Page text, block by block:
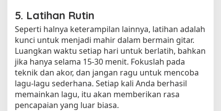
5. Latihan Rutin
Seperti halnya keterampilan lainnya, latihan adalah
kunci untuk menjadi mahir dalam bermain gitar.
Luangkan waktu setiap hari untuk berlatih, bahkan
jika hanya selama 15-30 menit. Fokuslah pada
teknik dan akor, dan jangan ragu untuk mencoba
lagu-lagu sederhana. Setiap kali Anda berhasil
memainkan lagu, itu akan memberikan rasa
pencapaian yang luar biasa.